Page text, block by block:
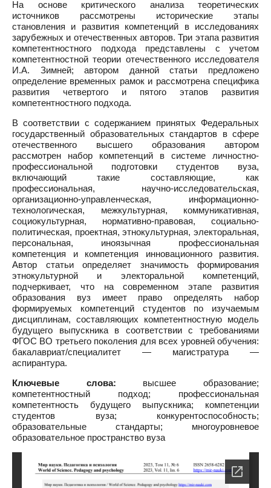
На основе критического анализа теоретических
источников рассмотрены исторические этапы
становления и развития компетенций в исследованиях
зарубежных и отечественных авторов. Три этапа развития
компетентностного подхода представлены с учетом
компетентностной теории отечественного исследователя
И.А. Зимней; автором данной статьи предложено
определение временных рамок и рассмотрена специфика
развития четвертого и пятого этапов развития
компетентностного подхода.
В соответствии с содержанием принятых Федеральных
государственный образовательных стандартов в сфере
отечественного высшего образования автором
рассмотрен набор компетенций в системе личностно-
профессиональной подготовки студентов вуза,
включающий такие составляющие, как
профессиональная, научно-исследовательская,
организационно-управленческая, информационно-
технологическая, межкультурная, коммуникативная,
социокультурная, нормативно-правовая, социально-
политическая, проектная, этнокультурная, электоральная,
персональная, иноязычная профессиональная
компетенция и компетенция инновационного развития.
Автор статьи определяет значимость формирования
этнокультурной и электоральной компетенций,
подчеркивает, что на современном этапе развития
образования вуз имеет право определять набор
формируемых компетенций студентов по изучаемым
дисциплинам, составляющих компетентностную модель
будущего выпускника в соответствии с требованиями
ФГОС ВО третьего поколения для всех уровней обучения:
бакалавриат/специалитет — магистратура —
аспирантура.
Ключевые слова: высшее образование;
компетентностный подход; профессиональная
компетентность будущего выпускника; компетенции
студентов вуза; конкурентоспособность;
образовательные стандарты; многоуровневое
образовательное пространство вуза